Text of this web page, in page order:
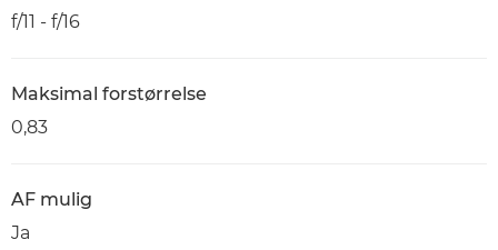
f/11 - f/16
Maksimal forstørrelse
0,83
AF mulig
Ja